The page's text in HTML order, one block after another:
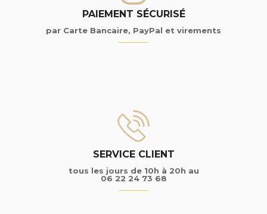
PAIEMENT SÉCURISÉ
par Carte Bancaire, PayPal et virements
SERVICE CLIENT
tous les jours de 10h à 20h au
06 22 24 73 68